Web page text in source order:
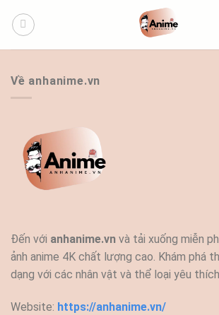
qua
Về anhanime.vn
Đến với anhanime.vn và tải xuống miễn
ảnh anime 4K chất lượng cao. Khám phá
dạng với các nhân vật và thể loại yêu
Website: https://anhanime.vn/